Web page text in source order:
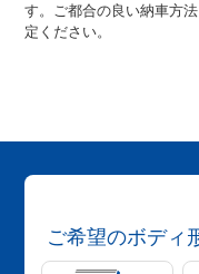
す。ご都合の良い納車方
定ください。
ご希望のボディ